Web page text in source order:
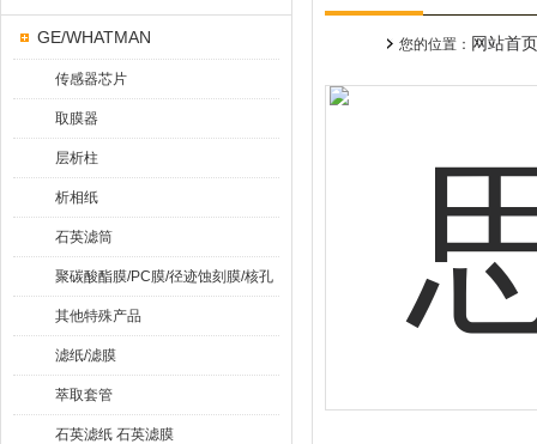
GE/WHATMAN
传感器芯片
取膜器
层析柱
析相纸
石英滤筒
聚碳酸酯膜/PC膜/径迹蚀刻膜/核孔
膜
其他特殊产品
滤纸/滤膜
萃取套管
石英滤纸 石英滤膜
您的位置： 网站首页